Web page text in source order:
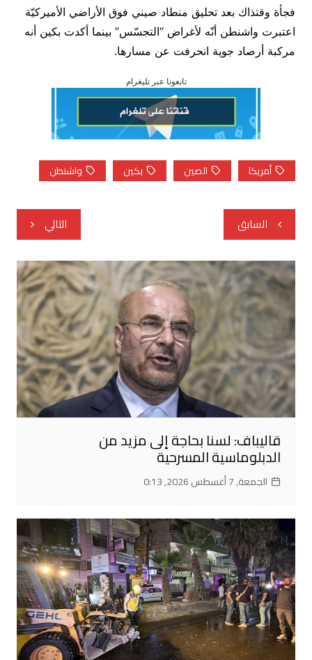
فجأة وقتذاك بعد تحليق منطاد صيني فوق الأراضي الأميركيّة
اعتبرت واشنطن أنّه لأغراض “التجسّس” بينما أكدت بكين أنه
مركبة أرصاد جوية انحرفت عن مسارها.
تابعونا عبر تليغرام
أمريكا الصين بكين واشنطن
تصفّح
المقالات
السابق التالي
قاليباف: لسنا بحاجة إلى مزيد من
الدبلوماسية المسرحية
الجمعة, 7 أغسطس 2026, 0:13